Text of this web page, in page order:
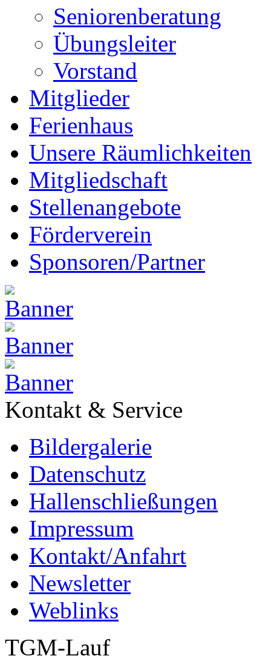
Seniorenberatung
Übungsleiter
Vorstand
Mitglieder
Ferienhaus
Unsere Räumlichkeiten
Mitgliedschaft
Stellenangebote
Förderverein
Sponsoren/Partner
Kontakt & Service
Bildergalerie
Datenschutz
Hallenschließungen
Impressum
Kontakt/Anfahrt
Newsletter
Weblinks
TGM-Lauf